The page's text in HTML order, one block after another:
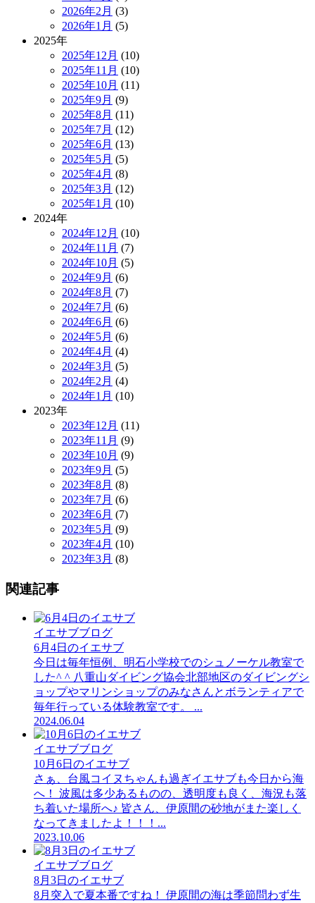
2026年2月 (3)
2026年1月 (5)
2025年
2025年12月 (10)
2025年11月 (10)
2025年10月 (11)
2025年9月 (9)
2025年8月 (11)
2025年7月 (12)
2025年6月 (13)
2025年5月 (5)
2025年4月 (8)
2025年3月 (12)
2025年1月 (10)
2024年
2024年12月 (10)
2024年11月 (7)
2024年10月 (5)
2024年9月 (6)
2024年8月 (7)
2024年7月 (6)
2024年6月 (6)
2024年5月 (6)
2024年4月 (4)
2024年3月 (5)
2024年2月 (4)
2024年1月 (10)
2023年
2023年12月 (11)
2023年11月 (9)
2023年10月 (9)
2023年9月 (5)
2023年8月 (8)
2023年7月 (6)
2023年6月 (7)
2023年5月 (9)
2023年4月 (10)
2023年3月 (8)
関連記事
イエサブブログ
6月4日のイエサブ
今日は毎年恒例、明石小学校でのシュノーケル教室で
した^ ^ 八重山ダイビング協会北部地区のダイビングシ
ョップやマリンショップのみなさんとボランティアで
毎年行っている体験教室です。 ...
2024.06.04
イエサブブログ
10月6日のイエサブ
さぁ、台風コイヌちゃんも過ぎイエサブも今日から海
へ！ 波風は多少あるものの、透明度も良く、海況も落
ち着いた場所へ♪ 皆さん、伊原間の砂地がまた楽しく
なってきましたよ！！！...
2023.10.06
イエサブブログ
8月3日のイエサブ
8月突入で夏本番ですね！ 伊原間の海は季節問わず生